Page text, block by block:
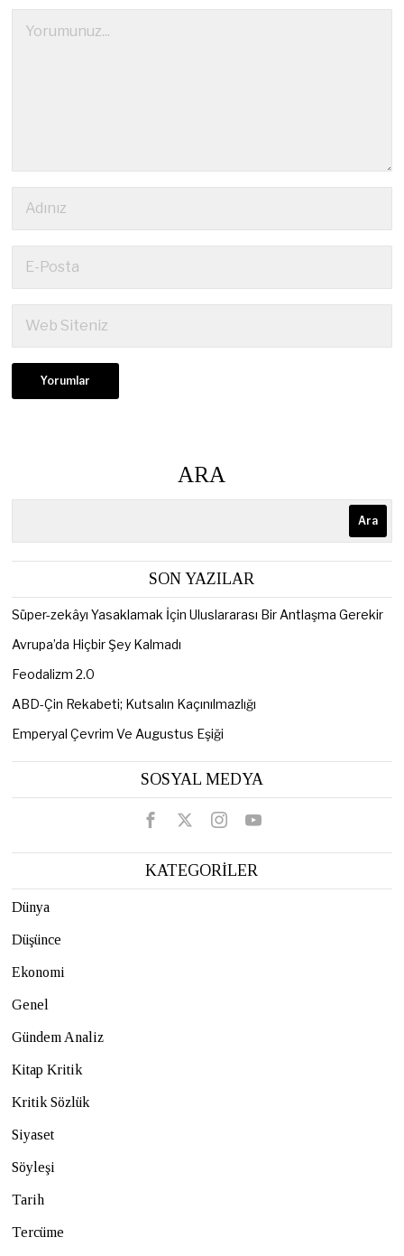
ARA
Ara
SON YAZILAR
Süper-zekâyı Yasaklamak İçin Uluslararası Bir Antlaşma Gerekir
Avrupa’da Hiçbir Şey Kalmadı
Feodalizm 2.0
ABD-Çin Rekabeti; Kutsalın Kaçınılmazlığı
Emperyal Çevrim Ve Augustus Eşiği
SOSYAL MEDYA
KATEGORİLER
Dünya
Düşünce
Ekonomi
Genel
Gündem Analiz
Kitap Kritik
Kritik Sözlük
Siyaset
Söyleşi
Tarih
Tercüme